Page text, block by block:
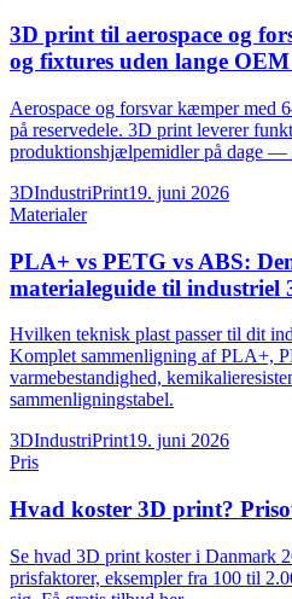
3D print til aerospace og
og fixtures uden lange
Aerospace og forsvar kæmper med
på reservedele. 3D print leverer
produktionshjælpemidler på dage —
3DIndustriPrint19. juni 2026
Materialer
PLA+ vs PETG vs ABS:
materialeguide til industriel
Hvilken teknisk plast passer til dit
Komplet sammenligning af PLA+,
varmebestandighed,
sammenligningstabel.
3DIndustriPrint19. juni 2026
Pris
Hvad koster 3D print?
Se hvad 3D print koster i Danmark
prisfaktorer, eksempler fra 100 til